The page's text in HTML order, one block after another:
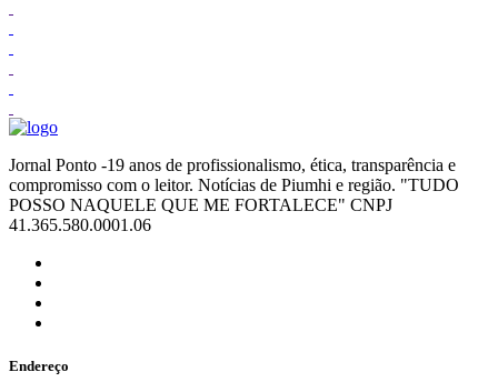
Jornal Ponto -19 anos de profissionalismo, ética, transparência e
compromisso com o leitor. Notícias de Piumhi e região. "TUDO
POSSO NAQUELE QUE ME FORTALECE" CNPJ
41.365.580.0001.06
Endereço